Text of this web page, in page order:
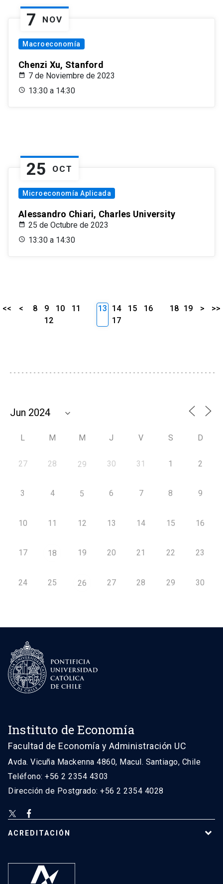
7 NOV
Macroeconomía
Chenzi Xu, Stanford
7 de Noviembre de 2023
13:30 a 14:30
25 OCT
Microeconomía Aplicada
Alessandro Chiari, Charles University
25 de Octubre de 2023
13:30 a 14:30
<< < 8 9 10
11
12
13 14 15
16
17
18 19 > >>
L M M J V S D
27 28 29 30 31 1 2
3 4 5 6 7 8 9
10 11 12 13 14 15 16
17 18 19 20 21 22 23
24 25 26 27 28 29 30
Instituto de Economía
Facultad de Economía y Administración UC
Avda. Vicuña Mackenna 4860, Macul. Santiago, Chile
Teléfono: +56 2 2354 4303
Dirección de Postgrado: +56 2 2354 4028
ACREDITACIÓN